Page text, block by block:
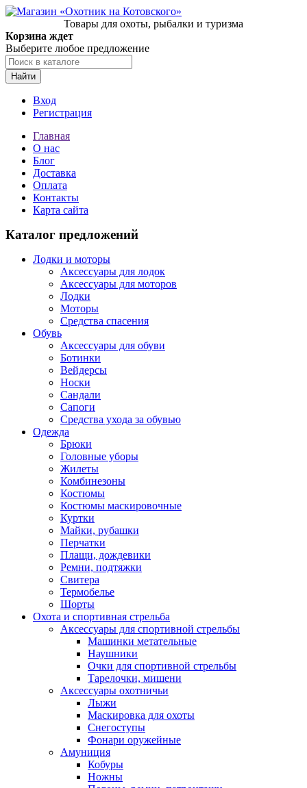
Товары для охоты, рыбалки и туризма
Корзина ждет
Выберите любое предложение
Найти
Вход
Регистрация
Главная
О нас
Блог
Доставка
Оплата
Контакты
Карта сайта
Каталог предложений
Лодки и моторы
Аксессуары для лодок
Аксессуары для моторов
Лодки
Моторы
Средства спасения
Обувь
Аксессуары для обуви
Ботинки
Вейдерсы
Носки
Сандали
Сапоги
Средства ухода за обувью
Одежда
Брюки
Головные уборы
Жилеты
Комбинезоны
Костюмы
Костюмы маскировочные
Куртки
Майки, рубашки
Перчатки
Плащи, дождевики
Ремни, подтяжки
Свитера
Термобелье
Шорты
Охота и спортивная стрельба
Аксессуары для спортивной стрельбы
Машинки метательные
Наушники
Очки для спортивной стрельбы
Тарелочки, мишени
Аксессуары охотничьи
Лыжи
Маскировка для охоты
Снегоступы
Фонари оружейные
Амуниция
Кобуры
Ножны